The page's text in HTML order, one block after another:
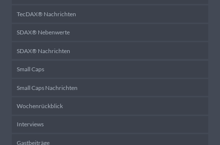
TecDAX® Nachrichten
SDAX® Nebenwerte
SDAX® Nachrichten
Small Caps
Small Caps Nachrichten
Wochenrückblick
Interviews
Gastbeiträge